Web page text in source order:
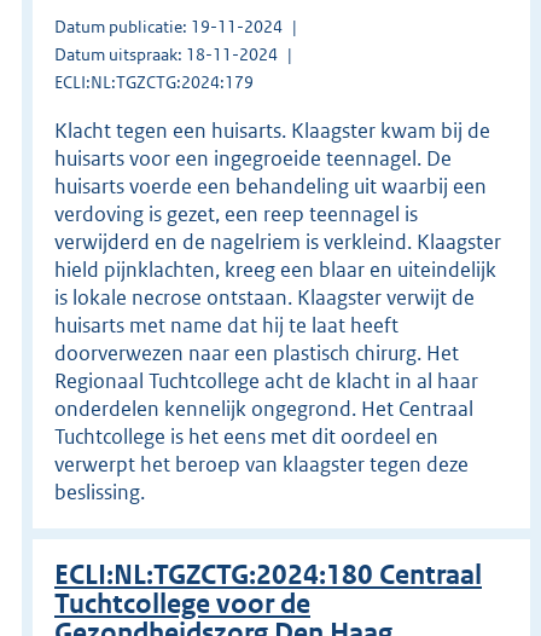
Datum publicatie: 19-11-2024
Datum uitspraak: 18-11-2024
ECLI:NL:TGZCTG:2024:179
Klacht tegen een huisarts. Klaagster kwam bij de
huisarts voor een ingegroeide teennagel. De
huisarts voerde een behandeling uit waarbij een
verdoving is gezet, een reep teennagel is
verwijderd en de nagelriem is verkleind. Klaagster
hield pijnklachten, kreeg een blaar en uiteindelijk
is lokale necrose ontstaan. Klaagster verwijt de
huisarts met name dat hij te laat heeft
doorverwezen naar een plastisch chirurg. Het
Regionaal Tuchtcollege acht de klacht in al haar
onderdelen kennelijk ongegrond. Het Centraal
Tuchtcollege is het eens met dit oordeel en
verwerpt het beroep van klaagster tegen deze
beslissing.
ECLI:NL:TGZCTG:2024:180 Centraal
Tuchtcollege voor de